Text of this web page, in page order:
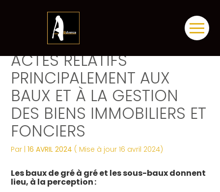
Créer et reprendre une activité
Piloter votre entreprise
Développer votre entreprise
Construire votre patrimoine
Digitalisation
Tous nos services
Fiscalité
Social
Juridique
Audit
Gestion Administrative
Piloter votre gestion
Gérer vos ressources humaines
Dématérialiser vos documents
Confiez votre secrétariat
Juridique
Nos engagements
Notre équipe engagée
Nos domaines d’expertise
Nos partenaires
Révélez votre singularité
Digitalisation
La vie du cabinet
Nos offres d’emploi
Le processus de recrutement
Postulez dès maintenant
TARIFS DES NOTAIRES –
ACTES RELATIFS
PRINCIPALEMENT AUX
BAUX ET À LA GESTION
DES BIENS IMMOBILIERS ET
FONCIERS
Par |16 AVRIL 2024 ( Mise à jour 16 avril 2024)
Les baux de gré à gré et les sous-baux donnent
lieu, à la perception :